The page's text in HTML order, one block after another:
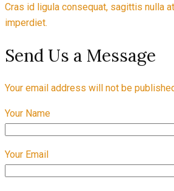
Cras id ligula consequat, sagittis nulla
imperdiet.
Send Us a Message
Your email address will not be
Your Name
Your Email